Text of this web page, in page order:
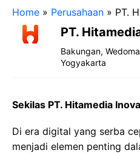
Home » Perusahaan » PT.
PT.
Bakungan,
Yogyakarta
Sekilas PT. Hitamedia
Di era digital yang serba
menjadi elemen penting